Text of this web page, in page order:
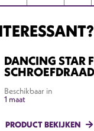
DANCING STAR
SCHROEFDRAAD
Beschikbaar in
1 maat
PRODUCT BEKIJKEN